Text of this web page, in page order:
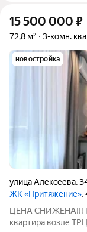
15 500 000 ₽
72,8 м² 3-комн.
новостройка
улица Алексеева,
ЖК «Притяжение»,
ЦЕНА СНИЖЕНА!!!
квартира возле